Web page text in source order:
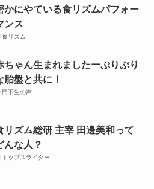
かにやている食リズムパフォー
ンス
食リズム
ちゃん生まれましたーぷりぷり
胎盤と共に！
門下生の声
リズム総研 主宰 田邊美和って
んな人？
トップスライダー